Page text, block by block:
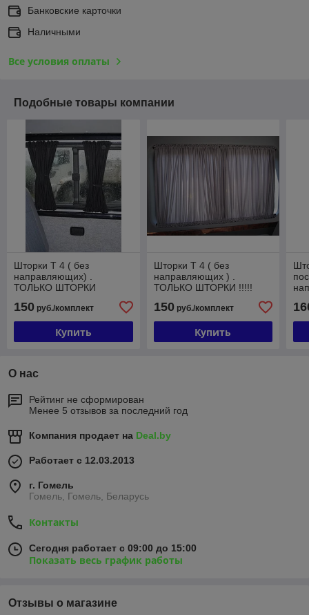
Банковские карточки
Наличными
Все условия оплаты
Подобные товары компании
Шторки Т 4 ( без
направляющих) .
ТОЛЬКО ШТОРКИ
150 руб./комплект
Купить
Шторки Т 4 ( без
направляющих ) .
ТОЛЬКО ШТОРКИ !!!!!
150руб./комплект
Купить
О нас
Рейтинг не сформирован
Менее 5 отзывов за последний год
Компания продает на Deal.by
Работает с 12.03.2013
г. Гомель
Гомель, Гомель, Беларусь
Контакты
Сегодня работает с 09:00 до 15:00
Показать весь график работы
Отзывы о магазине